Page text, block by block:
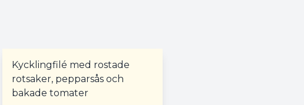
Kycklingfilé med rostade
rotsaker, pepparsås och
bakade tomater